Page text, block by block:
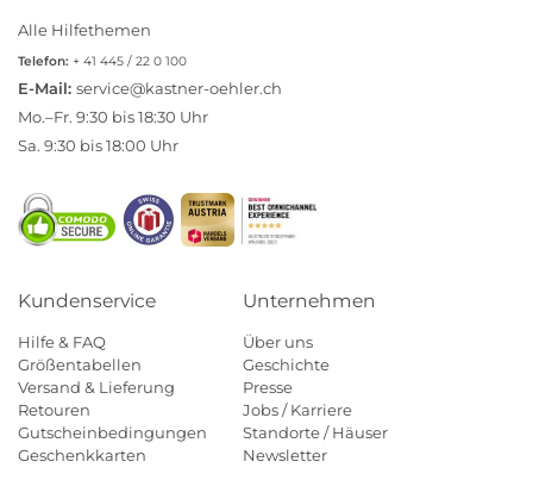
Alle Hilfethemen
Telefon: + 41 445 / 22 0 100
E-Mail: service@kastner-oehler.ch
Mo.–Fr. 9:30 bis 18:30 Uhr
Sa. 9:30 bis 18:00 Uhr
Kundenservice
Hilfe & FAQ
Größentabellen
Versand & Lieferung
Retouren
Gutscheinbedingungen
Geschenkkarten
Unternehmen
Über uns
Geschichte
Presse
Jobs / Karriere
Standorte / Häuser
Newsletter